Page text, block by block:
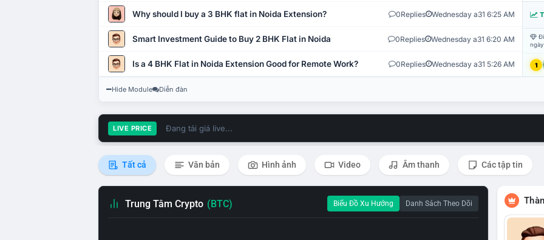
Why should I buy a 3 BHK flat in Noida Extension? 0Replies Wednesday a31 6:25 AM
Smart Investment Guide to Buy 2 BHK Flat in Noida 0Replies Wednesday a31 6:20 AM
Is a 4 BHK Flat in Noida Extension Good for Remote Work? 0Replies Wednesday a31 5:26 AM 1
Hide Module Diễn đàn
LIVE PRICE Đang tải giá live...
Tất cả Văn bản Hình ảnh Video Âm thanh Các tập tin
Trung Tâm Crypto (BTC) Biểu Đồ Xu Hướng Danh Sách Theo Dõi